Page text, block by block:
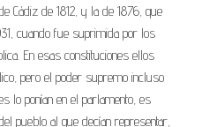
Cádiz de 1812, y la de 1876, que
cuando fue suprimida por los
En esas constituciones ellos
pero el poder supremo incluso
lo ponían en el parlamento, es
pueblo al que decían representar,